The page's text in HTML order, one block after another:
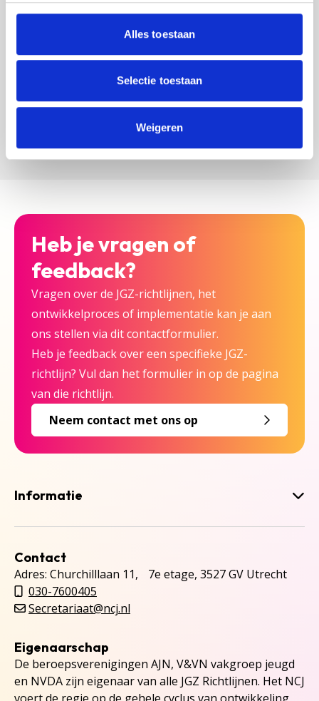
Alles toestaan
Selectie toestaan
Weigeren
Ik ga akkoord dat mijn gegevens
worden gedeeld met de
zijn bij deze JGZ-richtlijn.
Versturen
Heb je vragen of
feedback?
Vragen over de JGZ-richtlijnen, het
ontwikkelproces of implementatie kan je aan
ons stellen via dit contactformulier.
Heb je feedback over een specifieke JGZ-
richtlijn? Vul dan het formulier in op de pagina
van die richtlijn.
Neem contact met ons op
Informatie
Contact
Adres: Churchilllaan 11, 7e etage, 3527 GV Utrecht
030-7600405
Secretariaat@ncj.nl
Eigenaarschap
De beroepsverenigingen AJN, V&VN vakgroep jeugd
en NVDA zijn eigenaar van alle JGZ Richtlijnen. Het NCJ